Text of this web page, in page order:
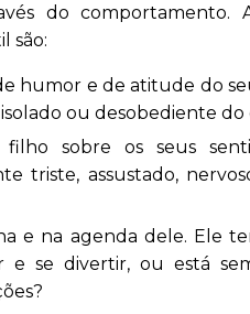
do comportamento.
são:
humor e de atitude do
isolado ou desobediente
sobre os seus
triste, assustado,
e na agenda dele. Ele
e se divertir, ou está